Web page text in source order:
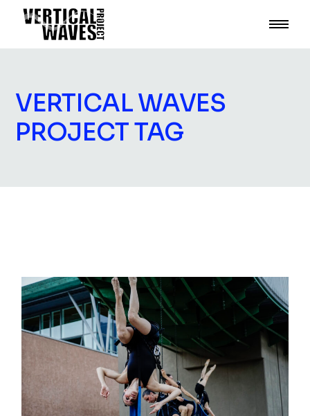
Skip
content
VERTICAL WAVES
PROJECT TAG